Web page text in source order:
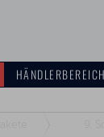
HÄNDLERBEREICH